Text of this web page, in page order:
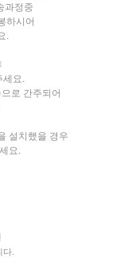
과정중
하시어
.
요.
로 간주되어
설치했을 경우
요.
.